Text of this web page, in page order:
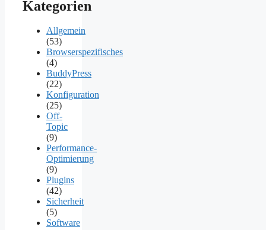
Kategorien
Allgemein
(53)
Browserspezifisches
(4)
BuddyPress
(22)
Konfiguration
(25)
Off-
Topic
(9)
Performance-
Optimierung
(9)
Plugins
(42)
Sicherheit
(5)
Software